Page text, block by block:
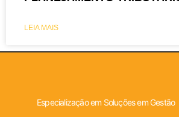
LEIA MAIS
Especialização em Soluções em Gestão